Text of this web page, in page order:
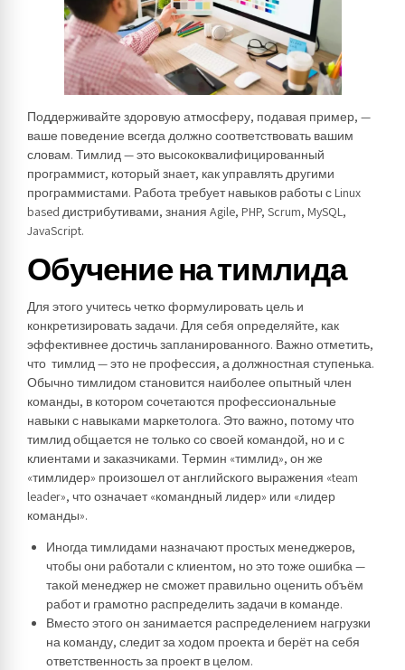
Поддерживайте здоровую атмосферу, подавая пример, —
ваше поведение всегда должно соответствовать вашим
словам. Тимлид — это высококвалифицированный
программист, который знает, как управлять другими
программистами. Работа требует навыков работы с Linux
based дистрибутивами, знания Agile, PHP, Scrum, MySQL,
JavaScript.
Обучение на тимлида
Для этого учитесь четко формулировать цель и
конкретизировать задачи. Для себя определяйте, как
эффективнее достичь запланированного. Важно отметить,
что тимлид — это не профессия, а должностная ступенька.
Обычно тимлидом становится наиболее опытный член
команды, в котором сочетаются профессиональные
навыки с навыками маркетолога. Это важно, потому что
тимлид общается не только со своей командой, но и с
клиентами и заказчиками. Термин «тимлид», он же
«тимлидер» произошел от английского выражения «team
leader», что означает «командный лидер» или «лидер
команды».
Иногда тимлидами назначают простых менеджеров,
чтобы они работали с клиентом, но это тоже ошибка —
такой менеджер не сможет правильно оценить объём
работ и грамотно распределить задачи в команде.
Вместо этого он занимается распределением нагрузки
на команду, следит за ходом проекта и берёт на себя
ответственность за проект в целом.